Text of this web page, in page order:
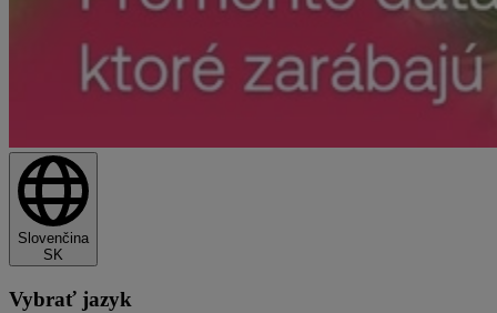
Slovenčina
SK
Vybrať jazyk